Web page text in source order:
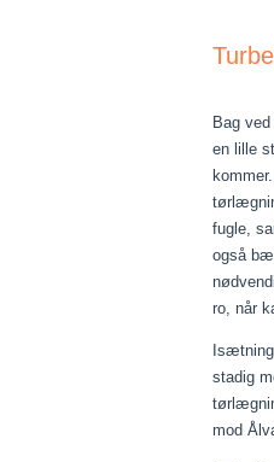
Bag
en lille
fugle,
også
ro, når
stadig
mod